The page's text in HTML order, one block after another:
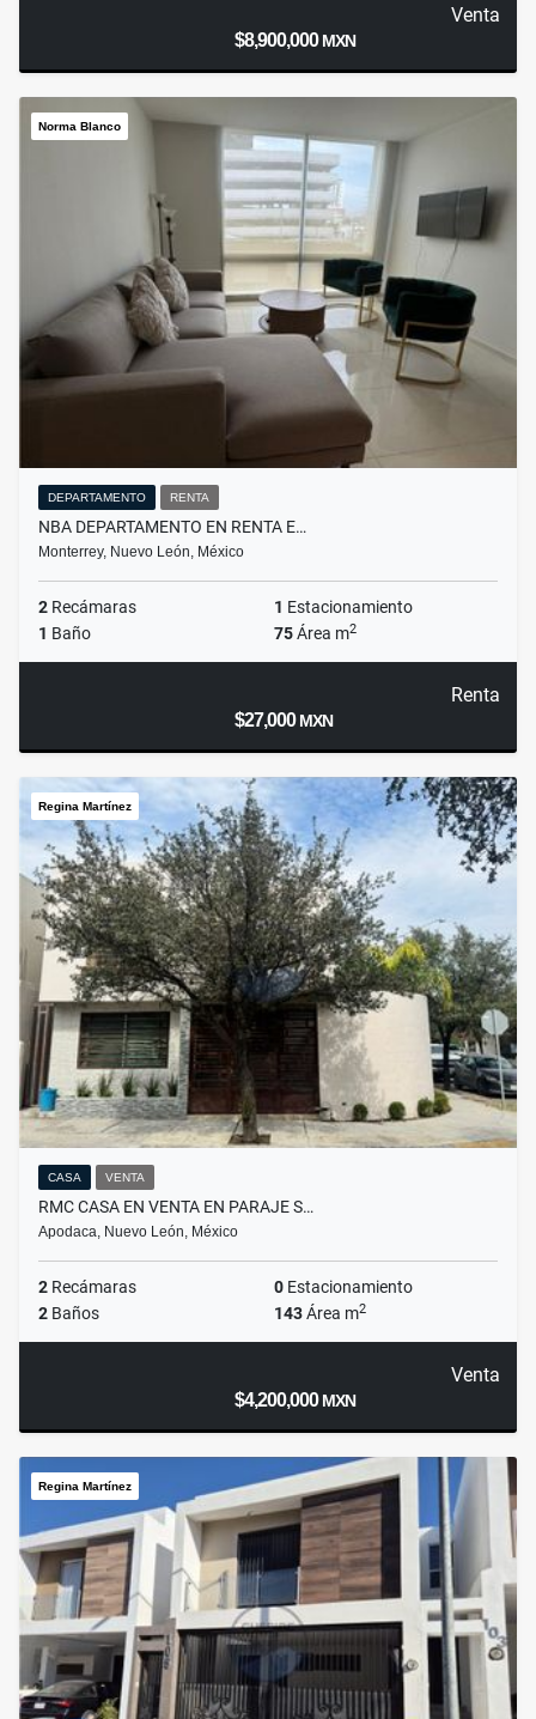
Venta
$8,900,000MXN
Norma Blanco
DEPARTAMENTO RENTA
NBA DEPARTAMENTO EN RENTA E…
Monterrey, Nuevo León, México
2 Recámaras 1 Estacionamiento
1 Baño 75Área m2
Renta
$27,000MXN
Regina Martínez
CASA VENTA
RMC CASA EN VENTA EN PARAJE S…
Apodaca, Nuevo León, México
2 Recámaras 0 Estacionamiento
2 Baños 143Área m2
Venta
$4,200,000MXN
Regina Martínez